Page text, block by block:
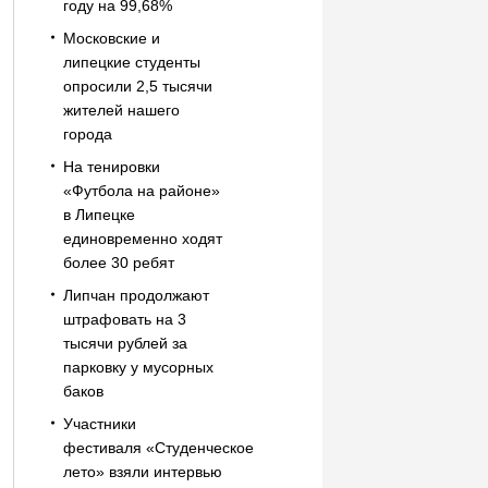
году на 99,68%
Московские и
липецкие студенты
опросили 2,5 тысячи
жителей нашего
города
На тенировки
«Футбола на районе»
в Липецке
единовременно ходят
более 30 ребят
Липчан продолжают
штрафовать на 3
тысячи рублей за
парковку у мусорных
баков
Участники
фестиваля «Студенческое
лето» взяли интервью